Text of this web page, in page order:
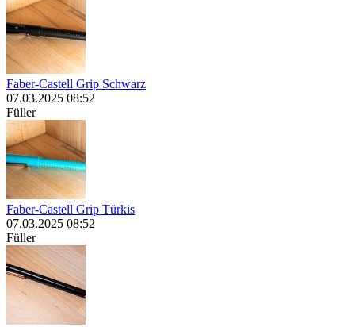
Faber-Castell Grip Schwarz
07.03.2025 08:52
Füller
Faber-Castell Grip Türkis
07.03.2025 08:52
Füller